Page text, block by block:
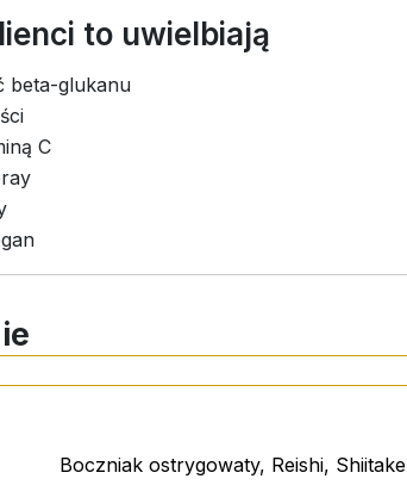
to uwielbiają
beta-glukanu
C
2 rozpylenia do jamy ustnej.
życia:
Boczniak ostrygowaty, Reishi, Shiitake